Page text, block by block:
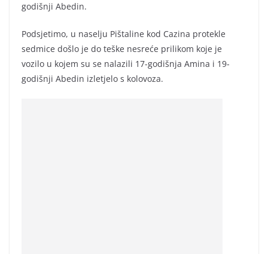
godišnji Abedin.
Podsjetimo, u naselju Pištaline kod Cazina protekle
sedmice došlo je do teške nesreće prilikom koje je
vozilo u kojem su se nalazili 17-godišnja Amina i 19-
godišnji Abedin izletjelo s kolovoza.